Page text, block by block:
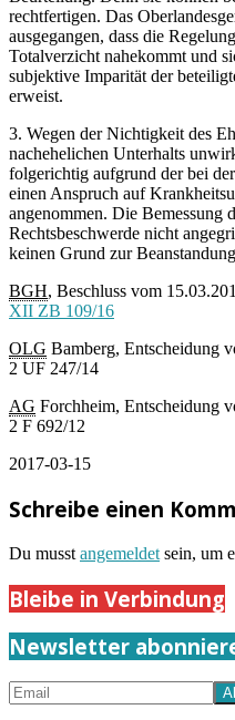
rechtfertigen. Das
ausgegangen, dass die
Totalverzicht nahekommt und
subjektive Imparität der
erweist.
3. Wegen der Nichtigkeit des
nachehelichen Unterhalts
folgerichtig aufgrund der bei
einen Anspruch auf
angenommen. Die Bemessung
Rechtsbeschwerde nicht
keinen Grund zur
BGH, Beschluss vom
XII ZB 109/16
OLG Bamberg, Entscheidung
2 UF 247/14
AG Forchheim, Entscheidung
2 F 692/12
2017-03-15
Schreibe einen
Du musst angemeldet sein, um
Bleibe in Verbindung
Newsletter